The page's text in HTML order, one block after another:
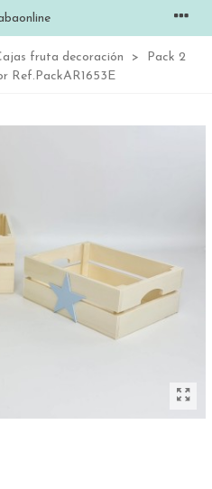
fruta decoración >
Pack 2
Ref.PackAR1653E